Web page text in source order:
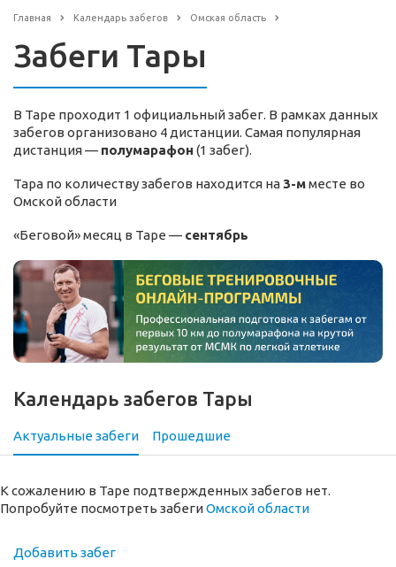
Главная Календарь забегов Омская область
Забеги Тары
В Таре проходит 1 официальный забег. В рамках данных
забегов организовано 4 дистанции. Самая популярная
дистанция — полумарафон (1 забег).
Тара по количеству забегов находится на3-мместе во
Омской области
«Беговой» месяц в Таре — сентябрь
Календарь забегов Тары
Актуальные забеги Прошедшие
К сожалению в Таре подтвержденных забегов нет.
Попробуйте посмотреть забегиОмской области
Добавить забег